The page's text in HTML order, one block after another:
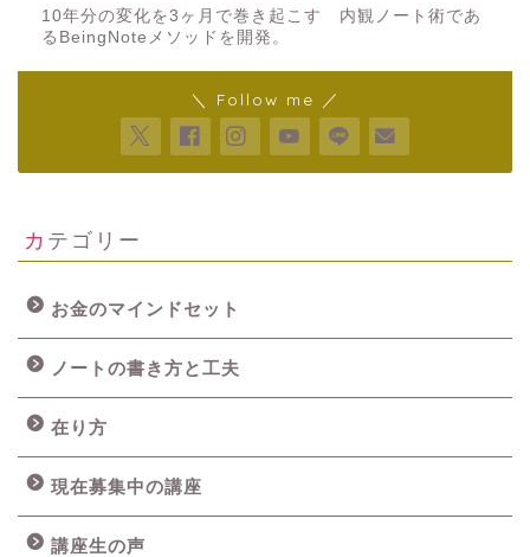
10年分の変化を3ヶ月で巻き起こす 内観ノート術であ
るBeingNoteメソッドを開発。
＼ Follow me ／
カテゴリー
お金のマインドセット
ノートの書き方と工夫
在り方
現在募集中の講座
講座生の声